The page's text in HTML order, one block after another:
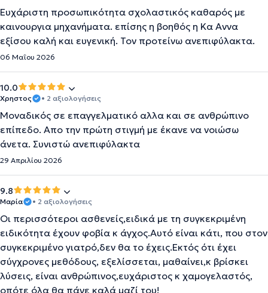
Ευχάριστη προσωπικότητα σχολαστικός καθαρός με
καινουργια μηχανήματα. επίσης η βοηθός η Κα Αννα
εξίσου καλή και ευγενική. Τον προτείνω ανεπιφύλακτα.
06 Μαΐου 2026
10.0
Χρηστος • 2 αξιολογήσεις
Μοναδικός σε επαγγελματικό αλλα και σε ανθρώπινο
επίπεδο. Απο την πρώτη στιγμή με έκανε να νοιώσω
άνετα. Συνιστώ ανεπιφύλακτα
29 Απριλίου 2026
9.8
Μαρία • 2 αξιολογήσεις
Οι περισσότεροι ασθενείς,ειδικά με τη συγκεκριμένη
ειδικότητα έχουν φοβία κ άγχος.Αυτό είναι κάτι, που στον
συγκεκριμένο γιατρό,δεν θα το έχεις.Εκτός ότι έχει
σύγχρονες μεθόδους, εξελίσσεται, μαθαίνει,κ βρίσκει
λύσεις, είναι ανθρώπινος,ευχάριστος κ χαμογελαστός,
οπότε όλα θα πάνε καλά μαζί του!